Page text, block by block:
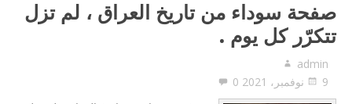
صفحة سوداء من تاريخ العراق ، لم تزل
تتكرّر كل يوم .
admin
9 نوفمبر، 2021
0